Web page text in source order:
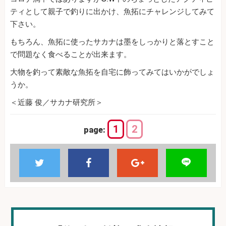
ティとして親子で釣りに出かけ、魚拓にチャレンジしてみて
下さい。
もちろん、魚拓に使ったサカナは墨をしっかりと落とすこと
で問題なく食べることが出来ます。
大物を釣って素敵な魚拓を自宅に飾ってみてはいかがでしょ
うか。
＜近藤 俊／サカナ研究所＞
page: 1 2